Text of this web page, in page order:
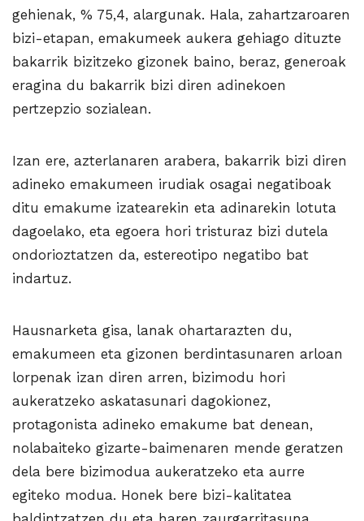
gehienak, % 75,4, alargunak. Hala, zahartzaroaren
bizi-etapan, emakumeek aukera gehiago dituzte
bakarrik bizitzeko gizonek baino, beraz, generoak
eragina du bakarrik bizi diren adinekoen
pertzepzio sozialean.
Izan ere, azterlanaren arabera, bakarrik bizi diren
adineko emakumeen irudiak osagai negatiboak
ditu emakume izatearekin eta adinarekin lotuta
dagoelako, eta egoera hori tristuraz bizi dutela
ondorioztatzen da, estereotipo negatibo bat
indartuz.
Hausnarketa gisa, lanak ohartarazten du,
emakumeen eta gizonen berdintasunaren arloan
lorpenak izan diren arren, bizimodu hori
aukeratzeko askatasunari dagokionez,
protagonista adineko emakume bat denean,
nolabaiteko gizarte-baimenaren mende geratzen
dela bere bizimodua aukeratzeko eta aurre
egiteko modua. Honek bere bizi-kalitatea